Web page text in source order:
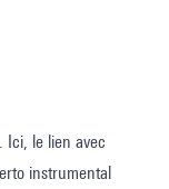
Ici, le lien avec
instrumental